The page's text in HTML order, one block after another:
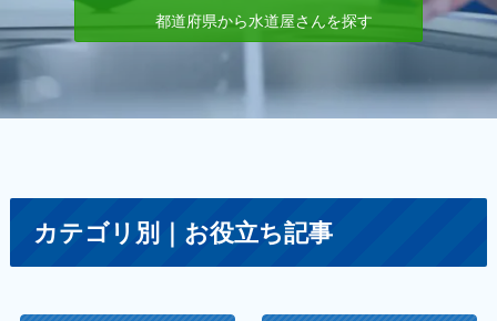
都道府県から水道屋さんを探す
カテゴリ別｜お役立ち記事